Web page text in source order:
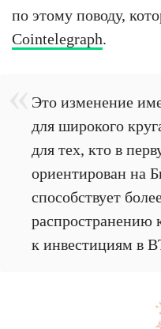
по этому поводу,
Cointelegraph.
Это изменение
для широкого
для тех, кто в
ориентирован на
способствует
распространению
к инвестициям в